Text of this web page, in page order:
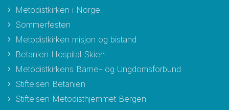
Metodistkirken i Norge
Sommerfesten
Metodistkirken misjon og bistand
Betanien Hospital Skien
Metodistkirkens Barne- og Ungdomsforbund
Stiftelsen Betanien
Stiftelsen Metodisthjemmet Bergen